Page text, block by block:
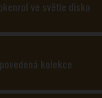
ve světle disko
kolekce